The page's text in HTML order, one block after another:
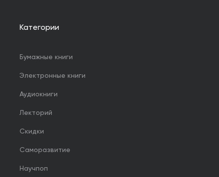
Категории
Бумажные книги
Электронные книги
Аудиокниги
Лекторий
Скидки
Саморазвитие
Научпоп